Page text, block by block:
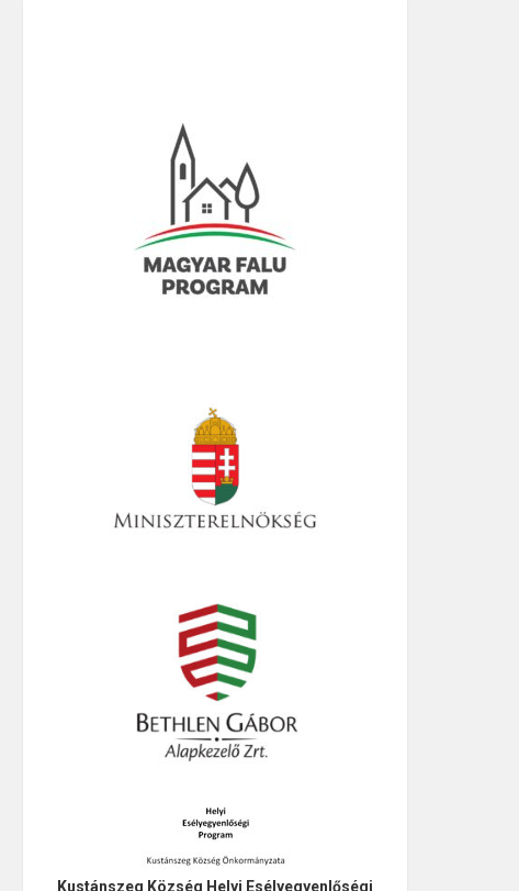
Kustánszeg Község Helyi Esélyegyenlőségi